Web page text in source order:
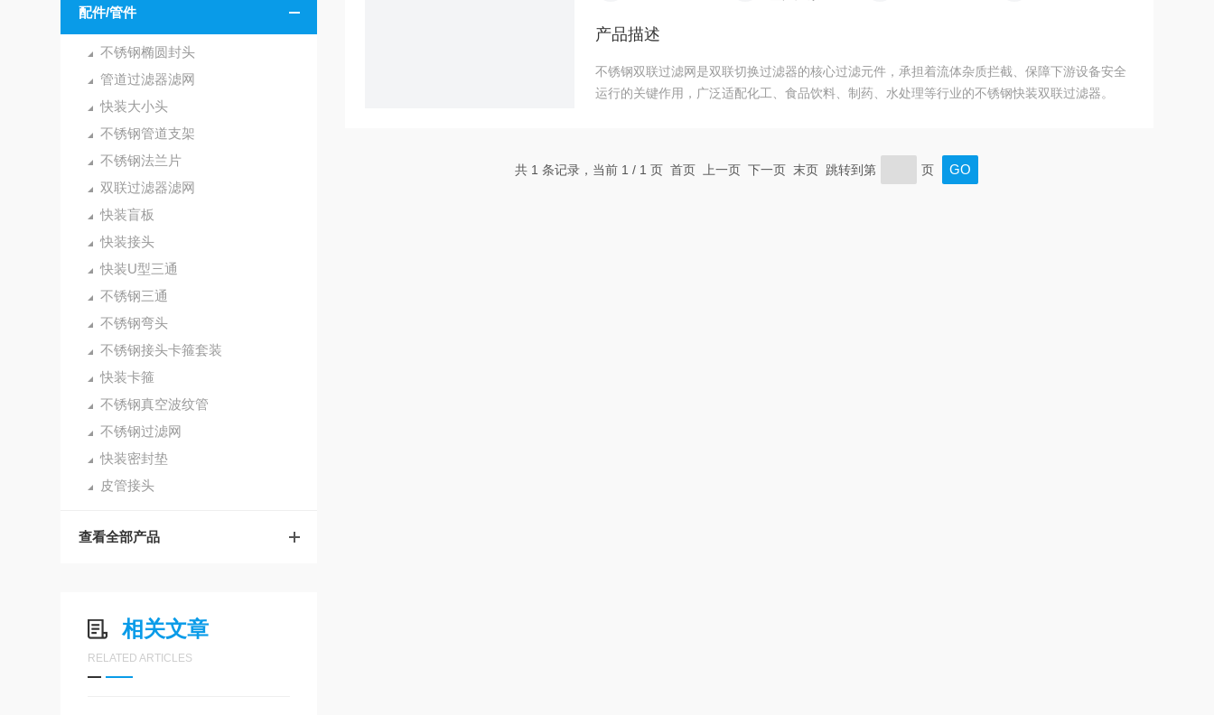
配件/管件
不锈钢椭圆封头
管道过滤器滤网
快装大小头
不锈钢管道支架
不锈钢法兰片
双联过滤器滤网
快装盲板
快装接头
快装U型三通
不锈钢三通
不锈钢弯头
不锈钢接头卡箍套装
快装卡箍
不锈钢真空波纹管
不锈钢过滤网
快装密封垫
皮管接头
查看全部产品
相关文章
RELATED ARTICLES
产品描述
不锈钢双联过滤网是双联切换过滤器的核心过滤元件，承担着流体杂质拦截、保障下游设备安全
运行的关键作用，广泛适配化工、食品饮料、制药、水处理等行业的不锈钢快装双联过滤器。
共 1 条记录，当前 1 / 1 页 首页 上一页 下一页 末页 跳转到第 页